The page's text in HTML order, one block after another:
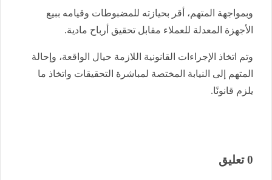
وبمواجهة المتهم، أقر بحيازته للمضبوطات وقيامه ببيع
الأجهزة المعدلة للعملاء مقابل تحقيق أرباح مادية.
وتم اتخاذ الإجراءات القانونية اللازمة حيال الواقعة، وإحالة
المتهم إلى النيابة المختصة لمباشرة التحقيقات واتخاذ ما
يلزم قانونًا.
0 تعليق